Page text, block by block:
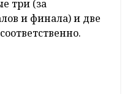
три (за
и финала) и две